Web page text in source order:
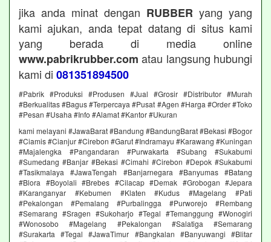
jika anda minat dengan RUBBER yang yang
kami ajukan, anda tepat datang di situs kami
yang berada di media online
www.pabrikrubber.com atau langsung hubungi
kami di 081351894500
#Pabrik #Produksi #Produsen #Jual #Grosir #Distributor #Murah
#Berkualitas #Bagus #Terpercaya #Pusat #Agen #Harga #Order #Toko
#Pesan #Usaha #Info #Alamat #Kantor #Ukuran
kami melayani #JawaBarat #Bandung #BandungBarat #Bekasi #Bogor
#Ciamis #Cianjur #Cirebon #Garut #Indramayu #Karawang #Kuningan
#Majalengka #Pangandaran #Purwakarta #Subang #Sukabumi
#Sumedang #Banjar #Bekasi #Cimahi #Cirebon #Depok #Sukabumi
#Tasikmalaya #JawaTengah #Banjarnegara #Banyumas #Batang
#Blora #Boyolali #Brebes #Cilacap #Demak #Grobogan #Jepara
#Karanganyar #Kebumen #Klaten #Kudus #Magelang #Pati
#Pekalongan #Pemalang #Purbalingga #Purworejo #Rembang
#Semarang #Sragen #Sukoharjo #Tegal #Temanggung #Wonogiri
#Wonosobo #Magelang #Pekalongan #Salatiga #Semarang
#Surakarta #Tegal #JawaTimur #Bangkalan #Banyuwangi #Blitar